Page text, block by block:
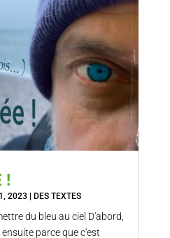
!
2023| DES TEXTES
du bleu au ciel D'abord,
parce que c'est